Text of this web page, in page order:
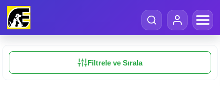
Filtrele ve Sırala